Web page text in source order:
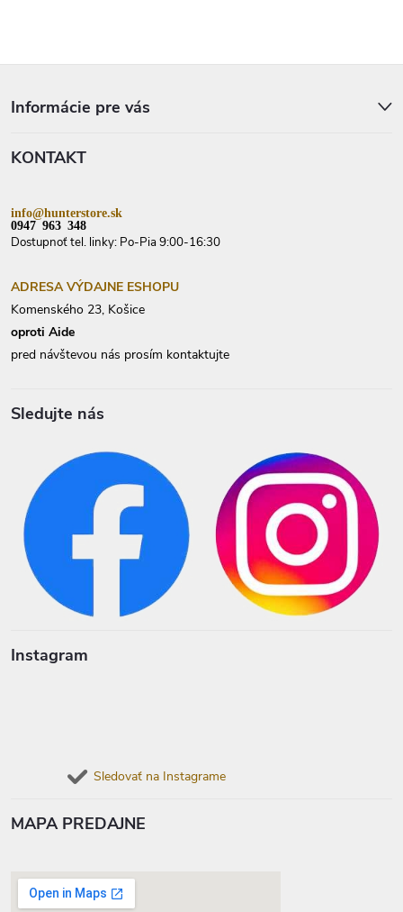
Informácie pre vás
KONTAKT
info@hunterstore.sk
0947 963 348
Dostupnoť tel. linky: Po-Pia 9:00-16:30
ADRESA VÝDAJNE ESHOPU
Komenského 23, Košice
oproti Aide
pred návštevou nás prosím kontaktujte
Sledujte nás
Instagram
Sledovať na Instagrame
MAPA PREDAJNE